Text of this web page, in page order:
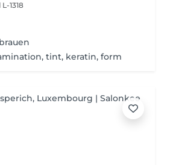
1318
tint, keratin, form